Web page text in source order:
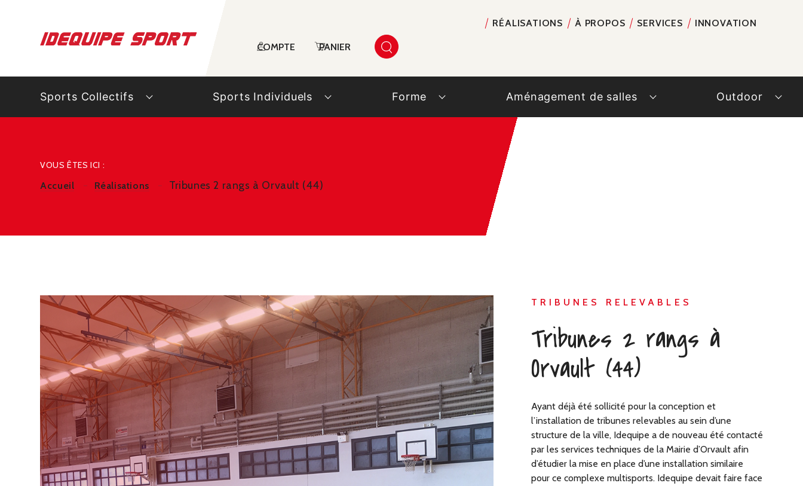
RÉALISATIONS À PROPOS SERVICES INNOVATION
COMPTE PANIER
Sports Collectifs Sports Individuels Forme Aménagement de salles Outdoor
VOUS ÊTES ICI :
Accueil Réalisations Tribunes 2 rangs à Orvault (44)
TRIBUNES RELEVABLES
Tribunes 2 rangs à
Orvault (44)
Ayant déjà été sollicité pour la conception et
l’installation de tribunes relevables au sein d’une
structure de la ville, Idequipe a de nouveau été contacté
par les services techniques de la Mairie d’Orvault afin
d’étudier la mise en place d’une installation similaire
pour ce complexe multisports. Idequipe devait faire face